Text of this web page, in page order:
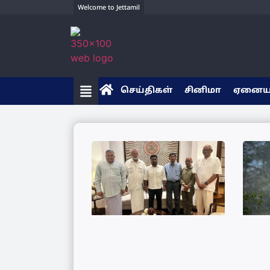
Welcome to Jettamil
செய்திகள் சினிமா